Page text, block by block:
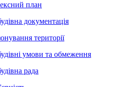
план
документація
території
умови та обмеження
рада